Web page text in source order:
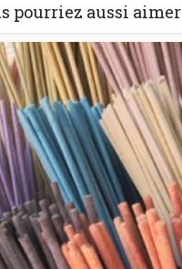
pourriez aussi aimer